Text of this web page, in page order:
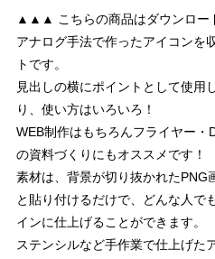
▲▲▲ こちらの商品はダウンロ
アナログ手法で作ったアイコンを
トです。
見出しの横にポイントとして使用
り、使い方はいろいろ！
WEB制作はもちろんフライヤー
の資料づくりにもオススメです！
素材は、背景が切り抜かれたPNG
と貼り付けるだけで、どんな人で
インに仕上げることができます。
ステンシルなど手作業で仕上げた